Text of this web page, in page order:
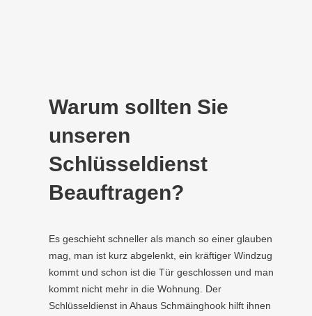
Warum sollten Sie
unseren
Schlüsseldienst
Beauftragen?
Es geschieht schneller als manch so einer glauben
mag, man ist kurz abgelenkt, ein kräftiger Windzug
kommt und schon ist die Tür geschlossen und man
kommt nicht mehr in die Wohnung. Der
Schlüsseldienst in Ahaus Schmäinghook hilft ihnen